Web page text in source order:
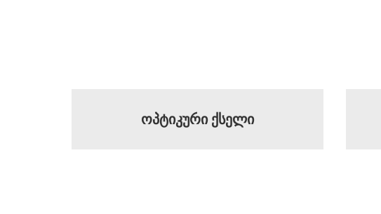
ოპტიკური ქსელი